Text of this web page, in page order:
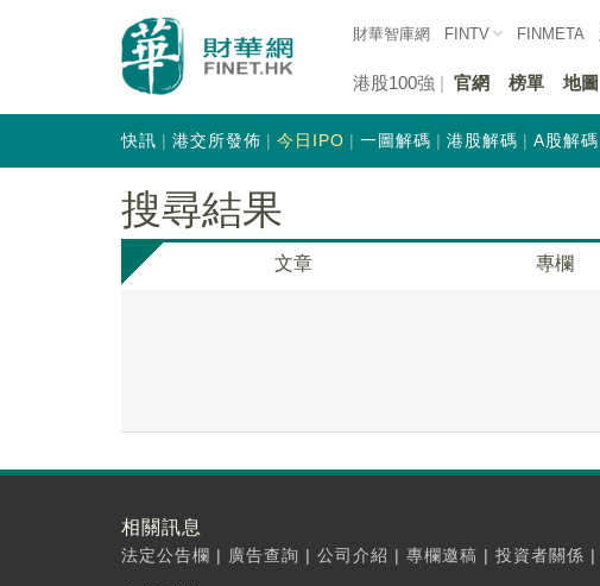
財華智庫網 FINTV FINMETA
港股100強 官網 榜單 地圖
快訊 港交所發佈 今日IPO 一圖解碼 港股解碼 A股解碼
搜尋結果
文章 專欄
相關訊息
法定公告欄 | 廣告查詢 | 公司介紹 | 專欄邀稿 | 投資者關係 |